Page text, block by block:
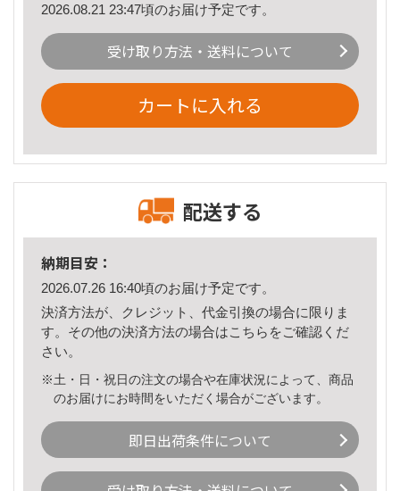
2026.08.21 23:47頃のお届け予定です。
受け取り方法・送料について
カートに入れる
配送する
納期目安：
2026.07.26 16:40頃のお届け予定です。
決済方法が、クレジット、代金引換の場合に限りま
す。その他の決済方法の場合はこちら をご確認くだ
さい。
※土・日・祝日の注文の場合や在庫状況によって、商品
のお届けにお時間をいただく場合がございます。
即日出荷条件について